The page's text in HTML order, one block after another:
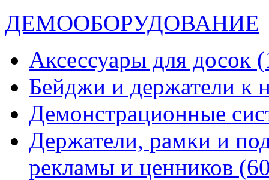
ДЕМООБОРУДОВАНИЕ
Аксессуары для досок
Бейджи и держатели к
Демонстрационные
Держатели, рамки и
рекламы и ценников